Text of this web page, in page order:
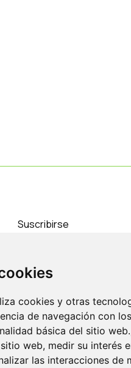
cookies y otras
de navegación con
básica del sitio
web, medir su interés
las interacciones de
Suscribirse